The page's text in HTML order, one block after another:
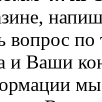
вопрос по
и Ваши